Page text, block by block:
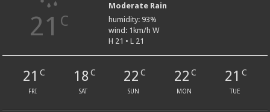
21 C
Moderate Rain
humidity: 93%
wind: 1km/h W
H 21 • L 21
21 C
FRI
18 C
SAT
22 C
SUN
22 C
MON
21 C
TUE